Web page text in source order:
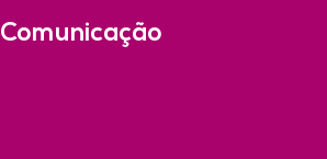
Comunicação